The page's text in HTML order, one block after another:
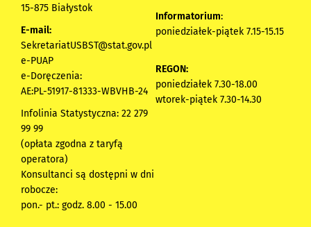
15-875 Białystok
E-mail:
SekretariatUSBST@stat.gov.pl
e-PUAP
e-Doręczenia:
AE:PL-51917-81333-WBVHB-24
Infolinia Statystyczna: 22 279
99 99
(opłata zgodna z taryfą
operatora)
Konsultanci są dostępni w dni
robocze:
pon.- pt.: godz. 8.00 - 15.00
Informatorium:
poniedziałek-piątek 7.15-15.15
REGON:
poniedziałek 7.30-18.00
wtorek-piątek 7.30-14.30